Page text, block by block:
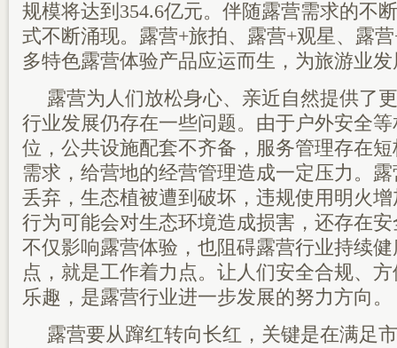
规模将达到354.6亿元。伴随露营需求的不
式不断涌现。露营+旅拍、露营+观星、露
多特色露营体验产品应运而生，为旅游业
露营为人们放松身心、亲近自然提供了
行业发展仍存在一些问题。由于户外安全
位，公共设施配套不齐备，服务管理存在
需求，给营地的经营管理造成一定压力。
丢弃，生态植被遭到破坏，违规使用明火
行为可能会对生态环境造成损害，还存在
不仅影响露营体验，也阻碍露营行业持续
点，就是工作着力点。让人们安全合规、
乐趣，是露营行业进一步发展的努力方向。
露营要从蹿红转向长红，关键是在满足